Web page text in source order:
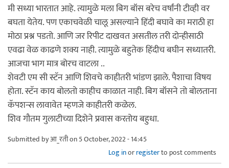
मी सध्या भारतात आहे. त्यामुळे मला बिग बॉस बरेच वर्षांनी टीव्ही वर
बघता येतेय. पण एकाचवेळी चालू असल्याने हिंदी बघावे का मराठी हा
मोठा प्रश्न पडतो. आणि जर रिपीट दाखवत असतील तरी दोन्हीसाठी
एवढा वेळ काढणे शक्य नाही. त्यामुळे बहुतेक हिंदीच बघीन सध्यातरी.
आजचा भाग मात्र बोरच वाटला ..
शेवटी एम सी स्टॅन आणि शिवचे काहीतरी भांडण झाले. पैशाचा विषय
होता. स्टॅन काय बोलतो काहीच काळात नाही. बिग बॉसने तो बोलताना
कॅपशन्स लावावेत म्हणजे काहीतरी कळेल.
शिव गौतम गुलाटीच्या दिशेने प्रवास करतोय बहुधा.
Submitted byआ_रतीon 5 October, 2022 - 14:45
Log inorregisterto post comments